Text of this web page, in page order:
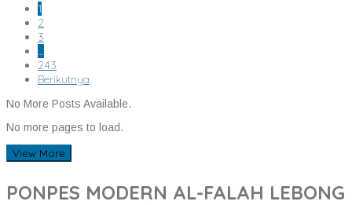
1
2
3
…
243
Berikutnya
No More Posts Available.
No more pages to load.
View More
PONPES MODERN AL-FALAH LEBONG